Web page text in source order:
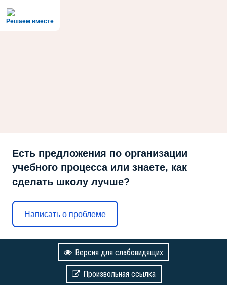
Решаем вместе
Есть предложения по организации
учебного процесса или знаете, как
сделать школу лучше?
Написать о проблеме
Версия для слабовидящих
Произвольная ссылка